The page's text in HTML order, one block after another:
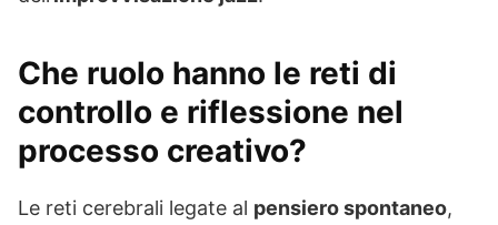
Che ruolo hanno le reti di
controllo e riflessione nel
processo creativo?
Le reti cerebrali legate al pensiero spontaneo,